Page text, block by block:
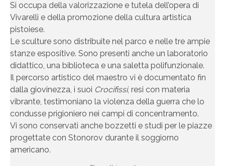
Si occupa della valorizzazione e tutela dell’opera di
Vivarelli e della promozione della cultura artistica
pistoiese.
Le sculture sono distribuite nel parco e nelle tre ampie
stanze espositive. Sono presenti anche un laboratorio
didattico, una biblioteca e una saletta polifunzionale.
Il percorso artistico del maestro vi è documentato fin
dalla giovinezza, i suoi Crocifissi, resi con materia
vibrante, testimoniano la violenza della guerra che lo
condusse prigioniero nei campi di concentramento.
Vi sono conservati anche bozzetti e studi per le piazze
progettate con Stonorov durante il soggiorno
americano.